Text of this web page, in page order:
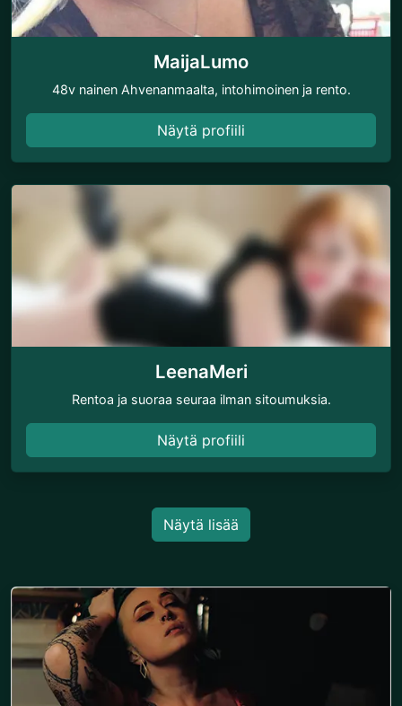
MaijaLumo
48v nainen Ahvenanmaalta, intohimoinen ja rento.
Näytä profiili
LeenaMeri
Rentoa ja suoraa seuraa ilman sitoumuksia.
Näytä profiili
Näytä lisää